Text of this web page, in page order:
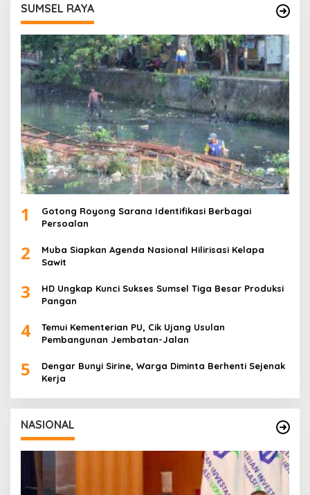
SUMSEL RAYA
1
Gotong Royong Sarana Identifikasi Berbagai
Persoalan
2
Muba Siapkan Agenda Nasional Hilirisasi Kelapa
Sawit
3
HD Ungkap Kunci Sukses Sumsel Tiga Besar Produksi
Pangan
4
Temui Kementerian PU, Cik Ujang Usulan
Pembangunan Jembatan-Jalan
5
Dengar Bunyi Sirine, Warga Diminta Berhenti Sejenak
Kerja
NASIONAL